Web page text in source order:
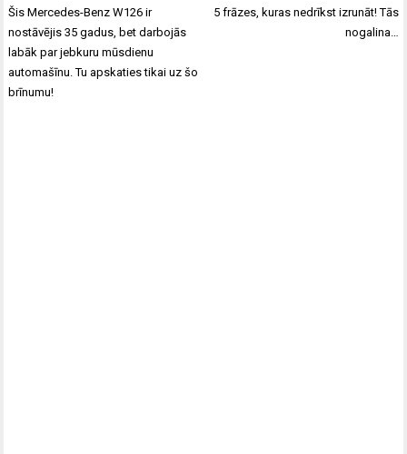
Ziņu
izvēlne
Šis Mercedes-Benz W126 ir
nostāvējis 35 gadus, bet darbojās
labāk par jebkuru mūsdienu
automašīnu. Tu apskaties tikai uz šo
brīnumu!
5 frāzes, kuras nedrīkst izrunāt! Tās
nogalina…